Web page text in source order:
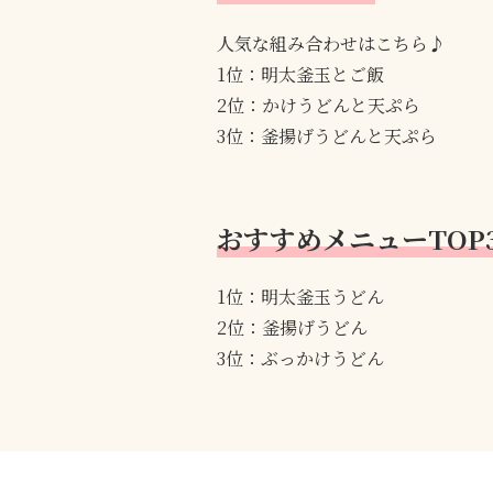
人気な組み合わせはこちら♪
1位：明太釜玉とご飯
2位：かけうどんと天ぷら
3位：釜揚げうどんと天ぷら
おすすめメニュー
1位：明太釜玉うどん
2位：釜揚げうどん
3位：ぶっかけうどん